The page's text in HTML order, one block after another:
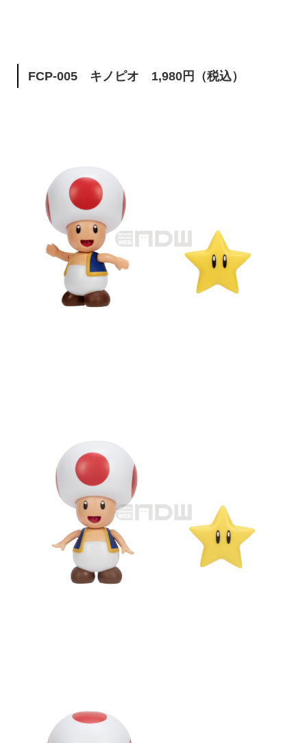
FCP-005 キノピオ 1,980円（税込）